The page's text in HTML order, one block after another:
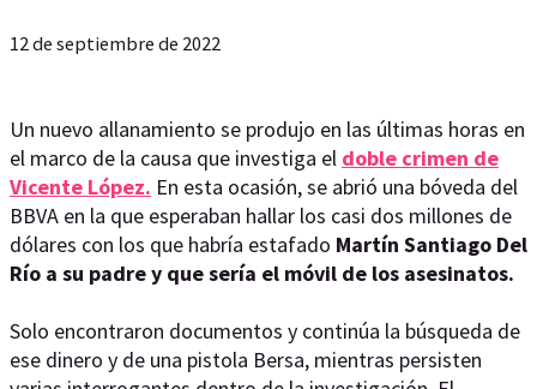
12 de septiembre de 2022
Un nuevo allanamiento se produjo en las últimas horas en
el marco de la causa que investiga el doble crimen de
Vicente López. En esta ocasión, se abrió una bóveda del
BBVA en la que esperaban hallar los casi dos millones de
dólares con los que habría estafado Martín Santiago Del
Río a su padre y que sería el móvil de los asesinatos.
Solo encontraron documentos y continúa la búsqueda de
ese dinero y de una pistola Bersa, mientras persisten